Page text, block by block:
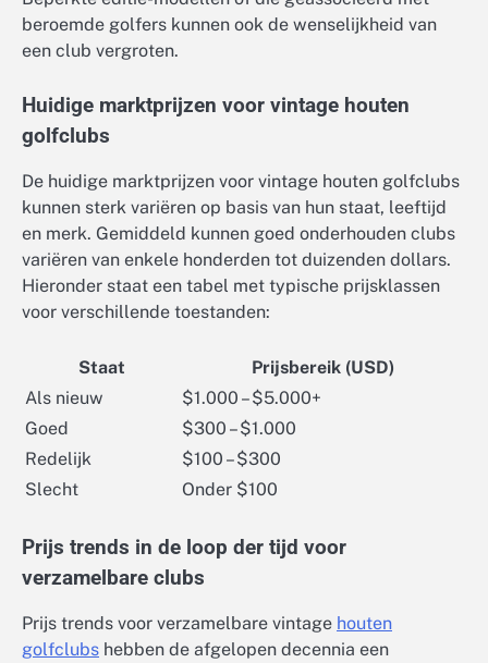
beroemde golfers kunnen ook de wenselijkheid van
een club vergroten.
Huidige marktprijzen voor vintage houten
golfclubs
De huidige marktprijzen voor vintage houten golfclubs
kunnen sterk variëren op basis van hun staat, leeftijd
en merk. Gemiddeld kunnen goed onderhouden clubs
variëren van enkele honderden tot duizenden dollars.
Hieronder staat een tabel met typische prijsklassen
voor verschillende toestanden:
Staat
Prijsbereik (USD)
Als nieuw
$1.000 – $5.000+
Goed
$300 – $1.000
Redelijk
$100 – $300
Slecht
Onder $100
Prijs trends in de loop der tijd voor
verzamelbare clubs
Prijs trends voor verzamelbare vintage houten
golfclubs hebben de afgelopen decennia een